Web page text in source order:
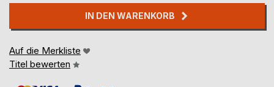
IN DEN WARENKORB
Auf die Merkliste
Titel bewerten